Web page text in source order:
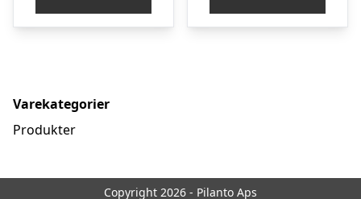
Varekategorier
Produkter
Copyright 2026 - Pilanto Aps